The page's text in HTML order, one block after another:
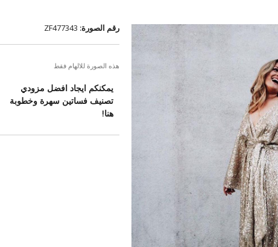
رقم الصورة:
هذه الصورة للالهام فقط
يمكنكم ايجاد افضل مزودي
تصنيف فساتين سهرة وخطوبة
هنا!